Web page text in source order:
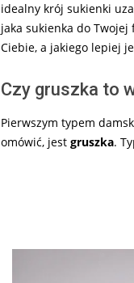
idealny krój sukienki
jaka sukienka do
Ciebie, a jakiego lepiej
Czy gruszka to
Pierwszym typem
omówić, jest gruszka.